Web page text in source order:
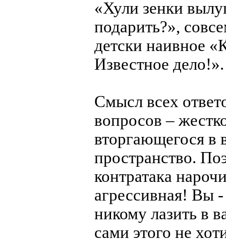
«Хули зенки
подарить?»,
детски наивное
Известное дело!».
Смысл всех
вопросов –
вторгающегося в
пространство.
контратака
агрессивная! Вы
никому лазить в
сами этого не